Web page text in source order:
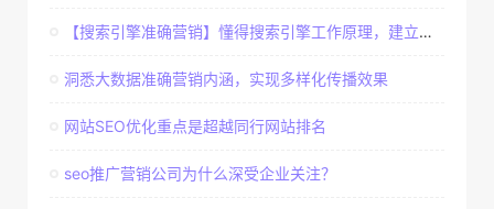
【搜索引擎准确营销】懂得搜索引擎工作原理，建立准确客户群体
洞悉大数据准确营销内涵，实现多样化传播效果
网站SEO优化重点是超越同行网站排名
seo推广营销公司为什么深受企业关注？